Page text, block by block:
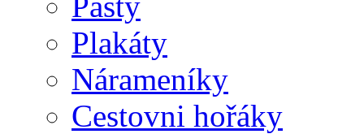
Plakáty
Nárameníky
Cestovni hořáky